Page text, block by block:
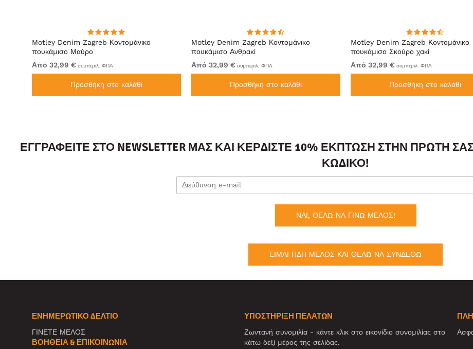
Motley Denim Zagreb Κοντομάνικο
πουκάμισο Μαύρο
Από 32,99 € συμπεριλ. ΦΠΑ
Προσθήκη στο καλάθι
Motley Denim Zagreb Κοντομάνικο
πουκάμισο Ανθρακί
Από 32,99 € συμπεριλ. ΦΠΑ
Προσθήκη στο καλάθι
Motley Denim Zagreb Κοντομάνικο
πουκάμισο Σκούρο χακί
Από 32,99 € συμπεριλ. ΦΠΑ
Προσθήκη στο καλάθι
ΕΓΓΡΑΦΕΊΤΕ ΣΤΟ NEWSLETTER ΜΑΣ ΚΑΙ ΚΕΡΔΊΣΤΕ 10% ΈΚΠΤΩΣΗ ΣΤΗΝ ΠΡΏΤΗ
ΚΩΔΙΚΌ!
ΝΑΙ, ΘΕΛΩ ΝΑ ΓΙΝΩ ΜΕΛΟΣ!
ΕΙΜΑΙ ΗΔΗ ΜΕΛΟΣ ΚΑΙ ΘΕΛΩ ΝΑ ΣΥΝΔΕΘΩ
ΕΝΗΜΕΡΩΤΙΚΌ ΔΕΛΤΊΟ
ΓΙΝΕΤΕ ΜΕΛΟΣ
ΒΟΉΘΕΙΑ & ΕΠΙΚΟΙΝΩΝΊΑ
ΥΠΟΣΤΗΡΙΞΗ ΠΕΛΑΤΩΝ
Ζωντανή συνομιλία - κάντε κλικ στο εικονίδιο συνομιλίας στο
κάτω δεξί μέρος της σελίδας.